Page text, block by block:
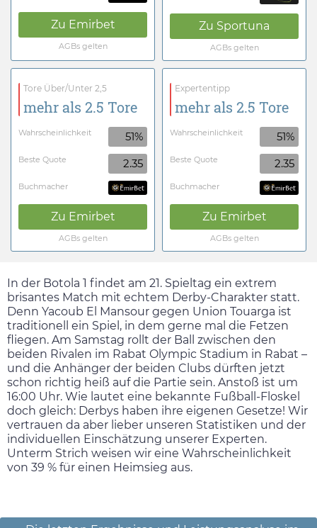
Zu Emirbet
AGBs gelten
Zu Sportuna
AGBs gelten
Tore Über/Unter 2,5
mehr als 2.5 Tore
Wahrscheinlichkeit 51%
Beste Quote 2.35
Buchmacher
Zu Emirbet
AGBs gelten
Expertentipp
mehr als 2.5 Tore
Wahrscheinlichkeit 51%
Beste Quote 2.35
Buchmacher
Zu Emirbet
AGBs gelten
In der Botola 1 findet am 21. Spieltag ein extrem
brisantes Match mit echtem Derby-Charakter statt.
Denn Yacoub El Mansour gegen Union Touarga ist
traditionell ein Spiel, in dem gerne mal die Fetzen
fliegen. Am Samstag rollt der Ball zwischen den
beiden Rivalen im Rabat Olympic Stadium in Rabat –
und die Anhänger der beiden Clubs dürften jetzt
schon richtig heiß auf die Partie sein. Anstoß ist um
16:00 Uhr. Wie lautet eine bekannte Fußball-Floskel
doch gleich: Derbys haben ihre eigenen Gesetze! Wir
vertrauen da aber lieber unseren Statistiken und der
individuellen Einschätzung unserer Experten.
Unterm Strich weisen wir eine Wahrscheinlichkeit
von 39 % für einen Heimsieg aus.